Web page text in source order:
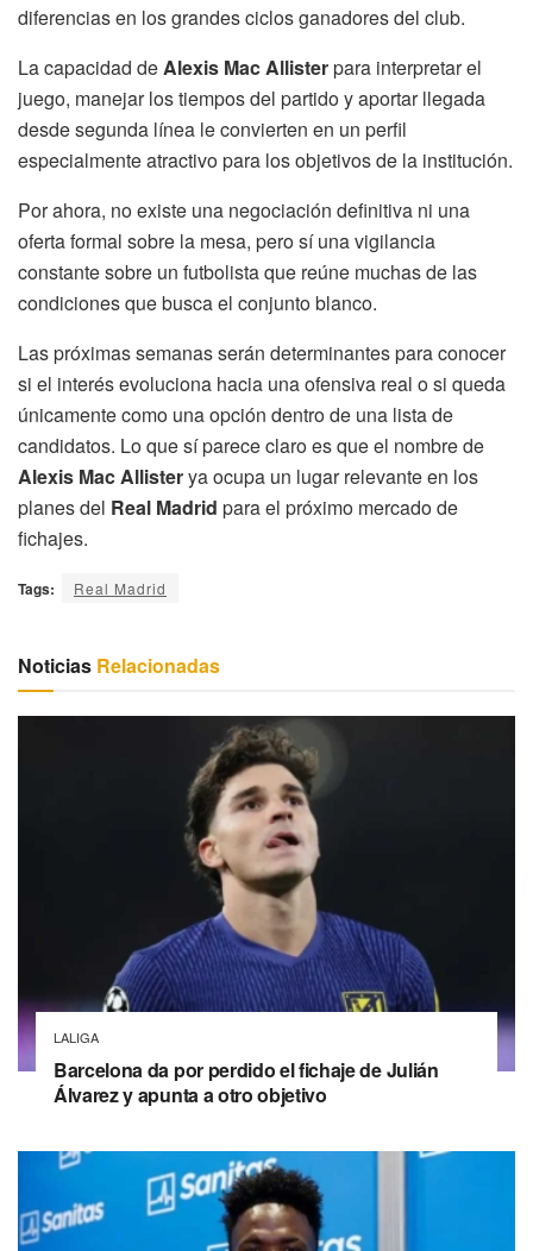
diferencias en los grandes ciclos ganadores del club.
La capacidad deAlexis Mac Allisterpara interpretar el
juego, manejar los tiempos del partido y aportar llegada
desde segunda línea le convierten en un perfil
especialmente atractivo para los objetivos de la institución.
Por ahora, no existe una negociación definitiva ni una
oferta formal sobre la mesa, pero sí una vigilancia
constante sobre un futbolista que reúne muchas de las
condiciones que busca el conjunto blanco.
Las próximas semanas serán determinantes para conocer
si el interés evoluciona hacia una ofensiva real o si queda
únicamente como una opción dentro de una lista de
candidatos. Lo que sí parece claro es que el nombre de
Alexis Mac Allisterya ocupa un lugar relevante en los
planes del Real Madrid para el próximo mercado de
fichajes.
Tags: Real Madrid
Noticias Relacionadas
LALIGA
Barcelona da por perdido el fichaje de Julián
Álvarez y apunta a otro objetivo